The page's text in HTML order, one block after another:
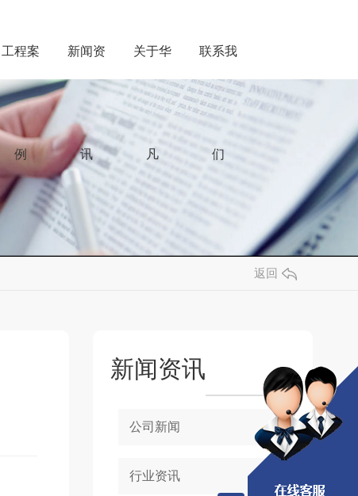
工程案
例
新闻资
讯
关于华
凡
联系我
们
返回
新闻资讯
公司新闻
行业资讯